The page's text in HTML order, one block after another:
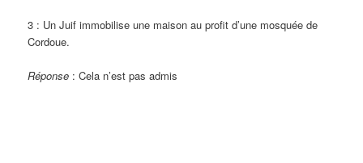
3 : Un Juif immobilise une maison au profit d’une mosquée de
Cordoue.
Réponse : Cela n’est pas admis